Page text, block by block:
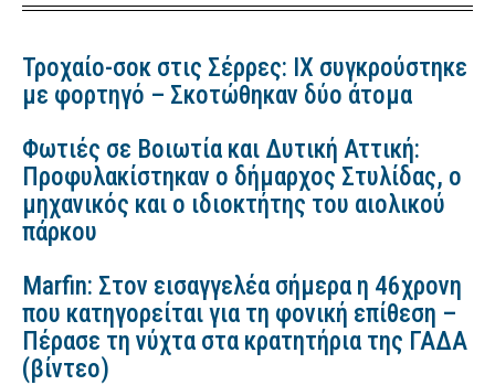
Τροχαίο-σοκ στις Σέρρες: ΙΧ συγκρούστηκε
με φορτηγό – Σκοτώθηκαν δύο άτομα
Φωτιές σε Βοιωτία και Δυτική Αττική:
Προφυλακίστηκαν ο δήμαρχος Στυλίδας, ο
μηχανικός και ο ιδιοκτήτης του αιολικού
πάρκου
Marfin: Στον εισαγγελέα σήμερα η 46χρονη
που κατηγορείται για τη φονική επίθεση –
Πέρασε τη νύχτα στα κρατητήρια της ΓΑΔΑ
(βίντεο)